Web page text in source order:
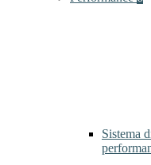
Sistema